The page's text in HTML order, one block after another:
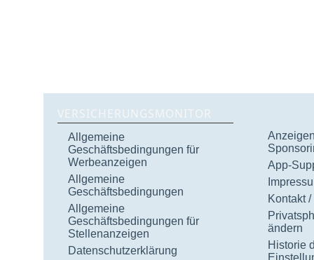
VERSICHERUNGSMONITOR
Allgemeine
Geschäftsbedingungen für
Werbeanzeigen
Allgemeine
Geschäftsbedingungen
Allgemeine
Geschäftsbedingungen für
Stellenanzeigen
Datenschutzerklärung
App-
Kontakt
ändern
Historie